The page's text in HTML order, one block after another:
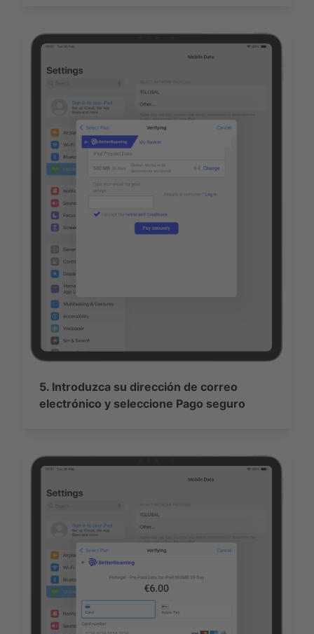
5. Introduzca su dirección de correo
electrónico y seleccione Pago seguro